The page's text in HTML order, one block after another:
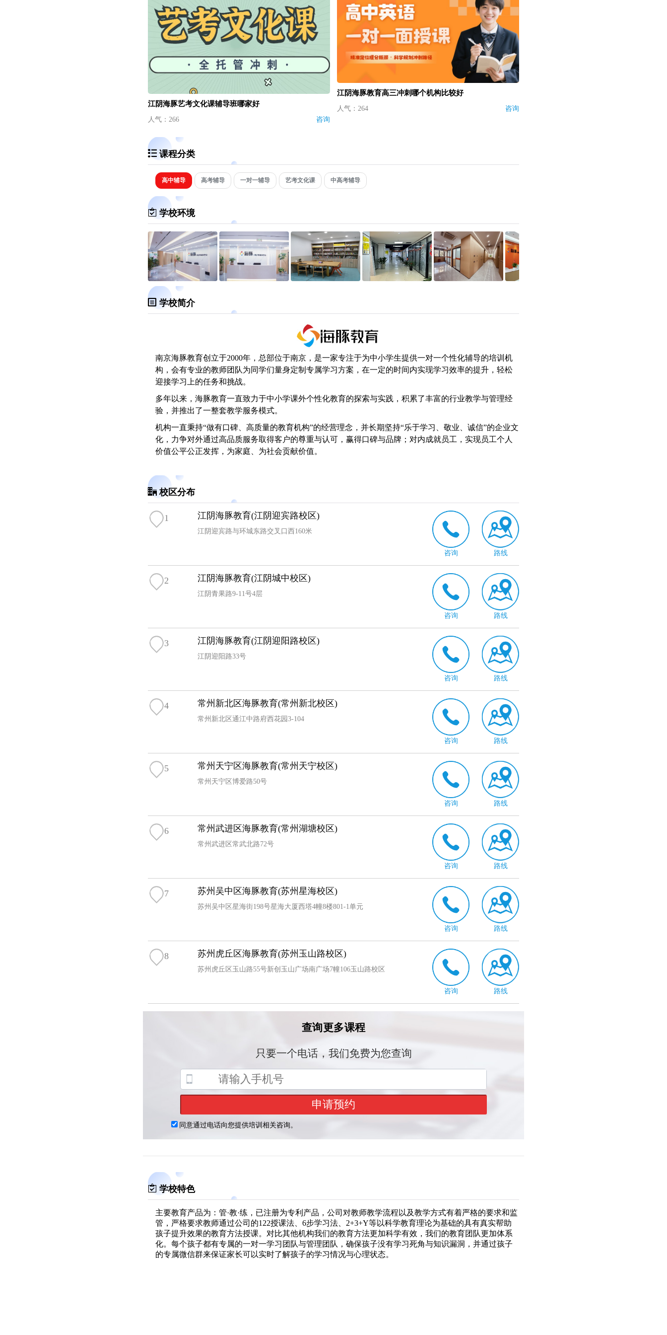
江阴海豚艺考文化课辅导班哪家好
人气：266 咨询
江阴海豚教育高三冲刺哪个机构比较好
人气：264 咨询
课程分类
高中辅导 高考辅导 一对一辅导 艺考文化课 中高考辅导
学校环境
学校简介
南京海豚教育创立于2000年，总部位于南京，是一家专注于为中小学生提供一对一个性化辅导的培训机
构，会有专业的教师团队为同学们量身定制专属学习方案，在一定的时间内实现学习效率的提升，轻松
迎接学习上的任务和挑战。
多年以来，海豚教育一直致力于中小学课外个性化教育的探索与实践，积累了丰富的行业教学与管理经
验，并推出了一整套教学服务模式。
机构一直秉持“做有口碑、高质量的教育机构”的经营理念，并长期坚持“乐于学习、敬业、诚信”的企业文
化，力争对外通过高品质服务取得客户的尊重与认可，赢得口碑与品牌；对内成就员工，实现员工个人
价值公平公正发挥，为家庭、为社会贡献价值。
校区分布
1 江阴海豚教育(江阴迎宾路校区)
江阴迎宾路与环城东路交叉口西160米
咨询 路线
2 江阴海豚教育(江阴城中校区)
江阴青果路9-11号4层
咨询 路线
3 江阴海豚教育(江阴迎阳路校区)
江阴迎阳路33号
咨询 路线
4 常州新北区海豚教育(常州新北校区)
常州新北区通江中路府西花园3-104
咨询 路线
5 常州天宁区海豚教育(常州天宁校区)
常州天宁区博爱路50号
咨询 路线
6 常州武进区海豚教育(常州湖塘校区)
常州武进区常武北路72号
咨询 路线
7 苏州吴中区海豚教育(苏州星海校区)
苏州吴中区星海街198号星海大厦西塔4幢8楼801-1单元
咨询 路线
8 苏州虎丘区海豚教育(苏州玉山路校区)
苏州虎丘区玉山路55号新创玉山广场南广场7幢106玉山路校区
咨询 路线
学校特色
主要教育产品为：管·教·练，已注册为专利产品，公司对教师教学流程以及教学方式有着严格的要求和监
管，严格要求教师通过公司的122授课法、6步学习法、2+3+Y等以科学教育理论为基础的具有真实帮助
孩子提升效果的教育方法授课。对比其他机构我们的教育方法更加科学有效，我们的教育团队更加体系
化。每个孩子都有专属的一对一学习团队与管理团队，确保孩子没有学习死角与知识漏洞，并通过孩子
的专属微信群来保证家长可以实时了解孩子的学习情况与心理状态。